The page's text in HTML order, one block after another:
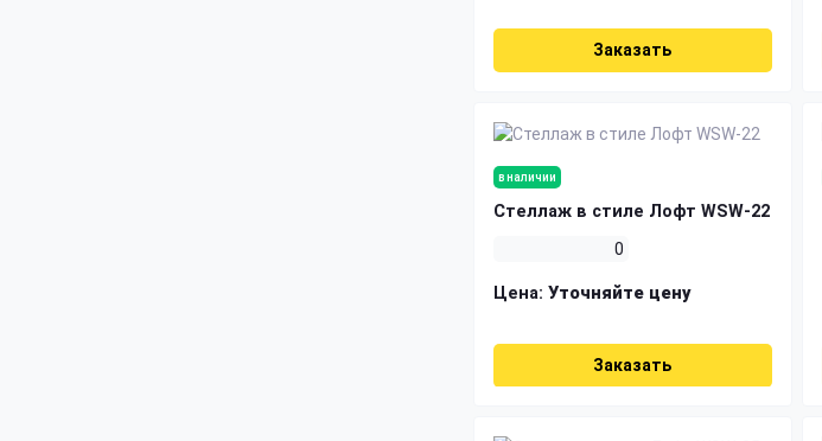
Заказать
в наличии
Стеллаж в стиле Лофт WSW-22
0
Цена: Уточняйте цену
Заказать